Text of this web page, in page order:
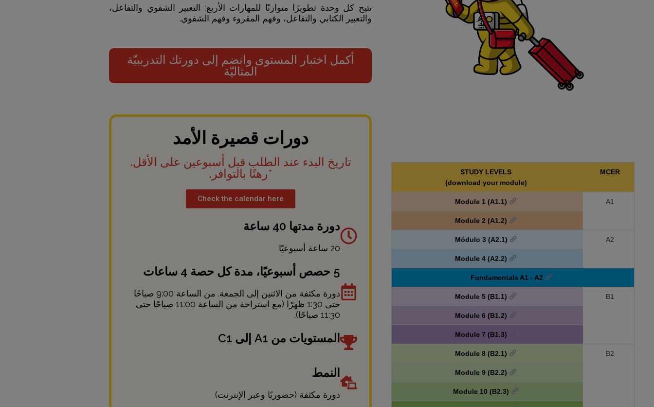
تتيح كل وحدة تطويرًا متوازنًا للمهارات الأربع: التعبير الشفوي والتفاعل،
والتعبير الكتابي والتفاعل، وفهم المقروء وفهم الشفوي.
أكمل اختبار المستوى وانضم إلى دورتك التدريبيّة
المثاليّة
MCER
STUDY LEVELS
(download your module)
A1
A2
B1
B2
دورات قصيرة الأمد
تاريخ البدء عند الطلب قبل أسبوعين على الأقل.
*رهنًا بالتوافر.
Check the calendar here
دورة مدتها 40 ساعة
20 ساعة أسبوعيًا
5 حصص أسبوعيًا، مدة كل حصة 4 ساعات
دورة مكثفة من الاثنين إلى الجمعة. من الساعة 9:00 صباحًا
حتى 1:30 ظهرًا (مع استراحة من الساعة 11:00 صباحًا حتى
11:30 صباحًا).
المستويات من A1 إلى C1
النمط
دورة مكثفة (حضوريًا وعبر الإنترنت)